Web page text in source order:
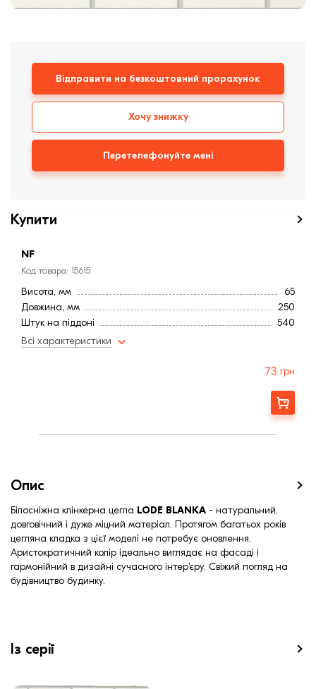
Будівельні суміші
Відправити на безкоштовний прорахунок
Хочу знижку
Перетелефонуйте мені
Купити
NF
Код товара: 15615
Висота, мм
65
Довжина, мм
250
Штук на піддоні
540
Вага, кг
85
Латвія
Белый
Всі характеристики
73 грн
Замовити
Опис
Білосніжна клінкерна цегла LODE BLANKA - натуральний,
довговічний і дуже міцний матеріал. Протягом багатьох років
цегляна кладка з цієї моделі не потребує оновлення.
Аристократичний колір ідеально виглядає на фасаді і
гармонійний в дизайні сучасного інтер'єру. Свіжий погляд на
будівництво будинку.
Із серії